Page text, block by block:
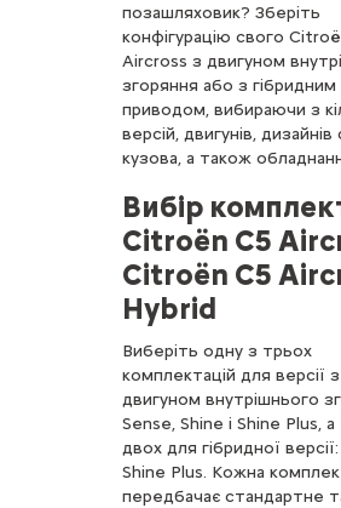
позашляховик? Зберіть
конфігурацію свого
Aircross з двигуном
згоряння або з гібридним
приводом, вибираючи з
версій, двигунів,
кузова, а також
Вибір
Citroën C5
Citroën C5
Hybrid
Виберіть одну з трьох
комплектацій для версії з
двигуном внутрішнього
Sense, Shine і Shine Plus,
двох для гібридної версії:
Shine Plus. Кожна
передбачає стандартне